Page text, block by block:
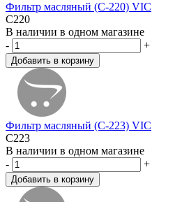
Фильтр масляный (C-220) VIC
C220
В наличии в одном магазине
-
+
Фильтр масляный (C-223) VIC
C223
В наличии в одном магазине
-
+